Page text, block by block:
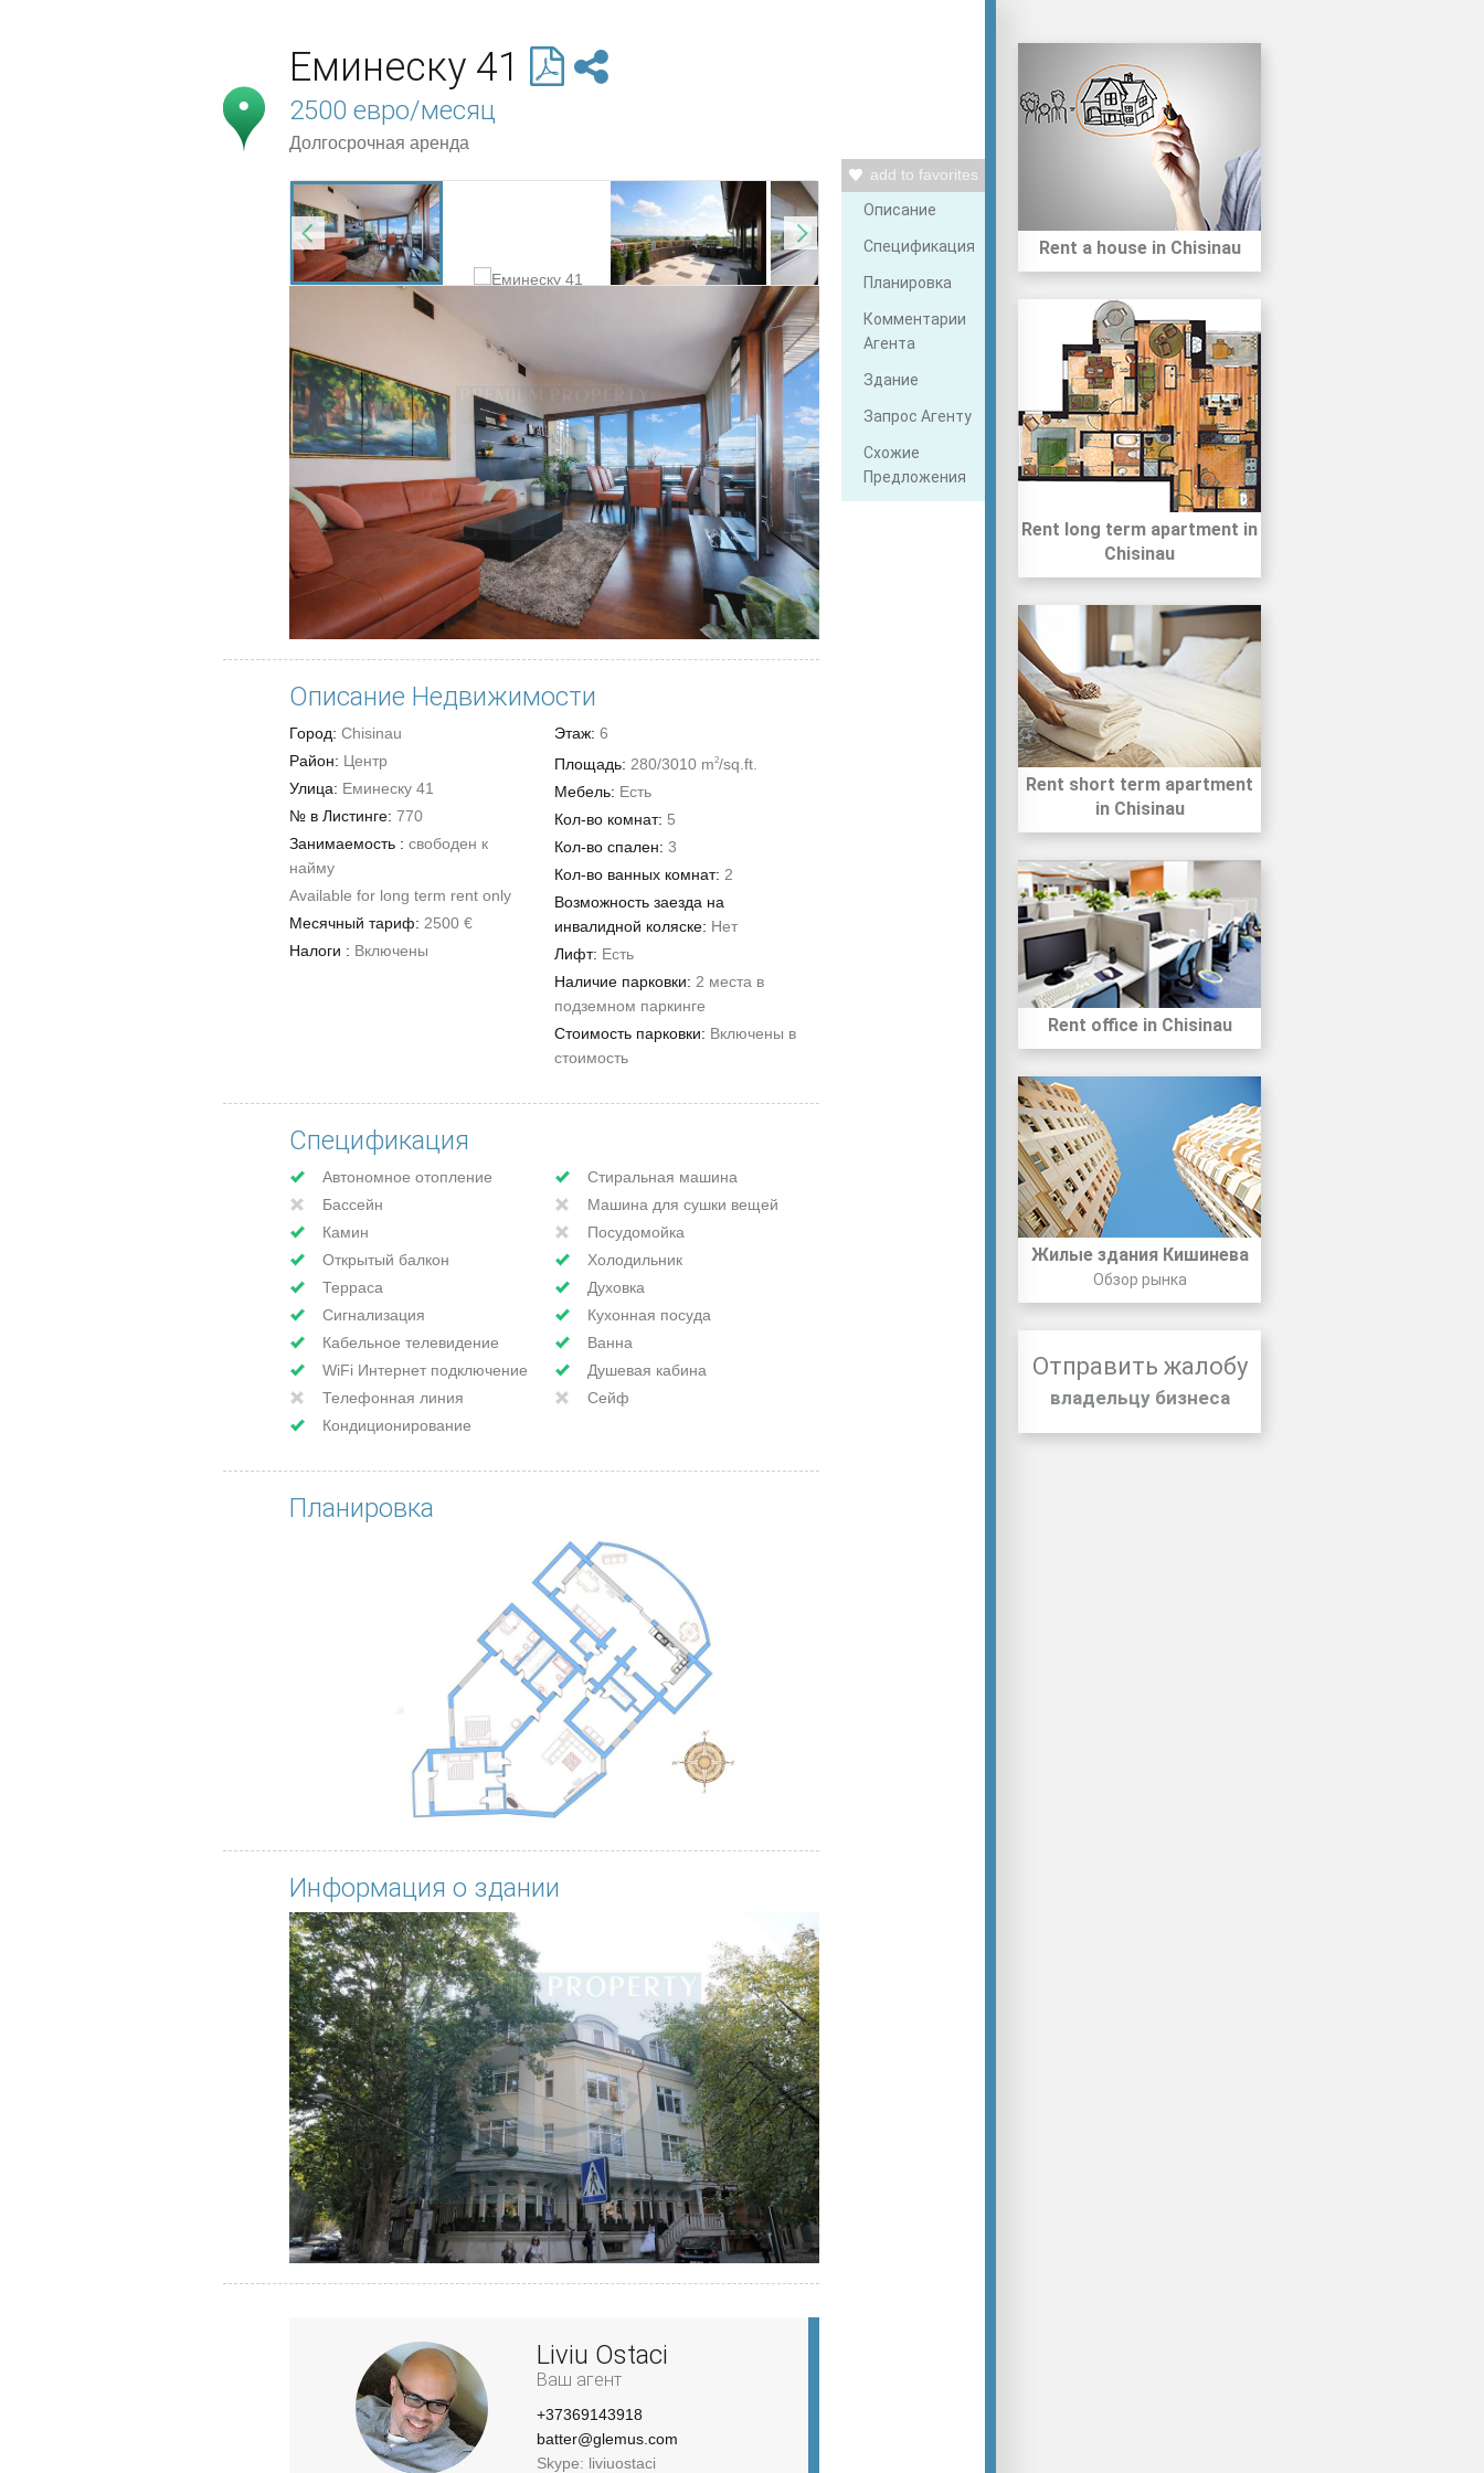
add to favorites
Описание
Спецификация
Планировка
Комментарии
Агента
Здание
Запрос Агенту
Схожие
Предложения
Еминеску 41
2500 евро/месяц
Долгосрочная аренда
Описание Недвижимости
Город: Chisinau
Район: Центр
Улица: Еминеску 41
№ в Листинге: 770
Занимаемость : свободен к
найму
Available for long term rent only
Месячный тариф: 2500 €
Налоги : Включены
Этаж: 6
Площадь: 280/3010 m2/sq.ft.
Мебель: Есть
Кол-во комнат: 5
Кол-во спален: 3
Кол-во ванных комнат: 2
Возможность заезда на
инвалидной коляске: Нет
Лифт: Есть
Наличие парковки: 2 места в
подземном паркинге
Стоимость парковки: Включены в
стоимость
Спецификация
Автономное отопление
Бассейн
Камин
Открытый балкон
Терраса
Сигнализация
Кабельное телевидение
WiFi Интернет подключение
Телефонная линия
Кондиционирование
Стиральная машина
Машина для сушки вещей
Посудомойка
Холодильник
Духовка
Кухонная посуда
Ванна
Душевая кабина
Сейф
Планировка
Информация о здании
Liviu Ostaci
Ваш агент
+37369143918
batter@glemus.com
Skype: liviuostaci
Rent a house in Chisinau
Rent long term apartment in
Chisinau
Rent short term apartment
in Chisinau
Rent office in Chisinau
Жилые здания Кишинева
Обзор рынка
Отправить жалобу
владельцу бизнеса